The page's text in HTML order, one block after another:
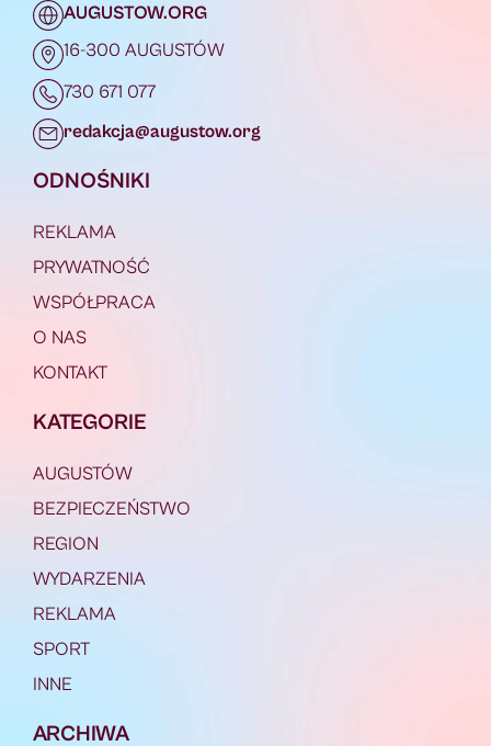
AUGUSTOW.ORG
16-300 AUGUSTÓW
730 671 077
redakcja@augustow.org
ODNOŚNIKI
REKLAMA
PRYWATNOŚĆ
WSPÓŁPRACA
O NAS
KONTAKT
KATEGORIE
AUGUSTÓW
BEZPIECZEŃSTWO
REGION
WYDARZENIA
REKLAMA
SPORT
INNE
ARCHIWA